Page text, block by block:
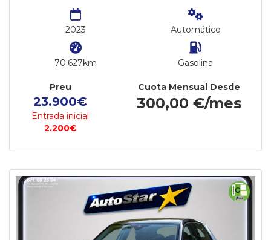
2023
70.627km
Automático
Gasolina
Preu
23.900€
Entrada inicial
2.200€
Cuota Mensual Desde
300,00 €/mes